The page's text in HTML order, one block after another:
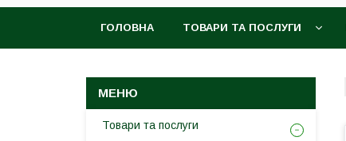
ГОЛОВНА ТОВАРИ ТА ПОСЛУГИ
Товари та послуги